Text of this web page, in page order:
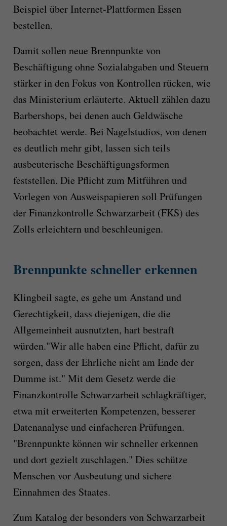
Beispiel über Internet-Plattformen Essen
bestellen.
Damit sollen neue Brennpunkte von
Beschäftigung ohne Sozialabgaben und Steuern
stärker in den Fokus von Kontrollen rücken, wie
das Ministerium erläuterte. Aktuell zählen dazu
Barbershops, bei denen auch Geldwäsche
beobachtet werde. Bei Nagelstudios, von denen
es deutlich mehr gibt, lassen sich teils
ausbeuterische Beschäftigungsformen
feststellen. Die Pflicht zum Mitführen und
Vorlegen von Ausweispapieren soll Prüfungen
der Finanzkontrolle Schwarzarbeit (FKS) des
Zolls erleichtern und beschleunigen.
Brennpunkte schneller erkennen
Klingbeil sagte, es gehe um Anstand und
Gerechtigkeit, dass diejenigen, die die
Allgemeinheit ausnutzten, hart bestraft
würden."Wir alle haben eine Pflicht, dafür zu
sorgen, dass der Ehrliche nicht am Ende der
Dumme ist." Mit dem Gesetz werde die
Finanzkontrolle Schwarzarbeit schlagkräftiger,
etwa mit erweiterten Kompetenzen, besserer
Datenanalyse und einfacheren Prüfungen.
"Brennpunkte können wir schneller erkennen
und dort gezielt zuschlagen." Dies schütze
Menschen vor Ausbeutung und sichere
Einnahmen des Staates.
Zum Katalog der besonders von Schwarzarbeit